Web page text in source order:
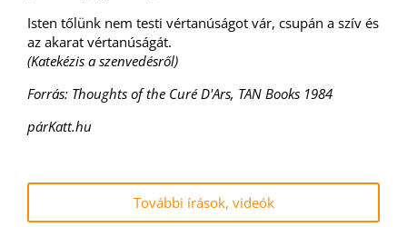
Isten tőlünk nem testi vértanúságot vár, csupán a szív és
az akarat vértanúságát.
(Katekézis a szenvedésről)
Forrás: Thoughts of the Curé D'Ars, TAN Books 1984
párKatt.hu
További írások, videók